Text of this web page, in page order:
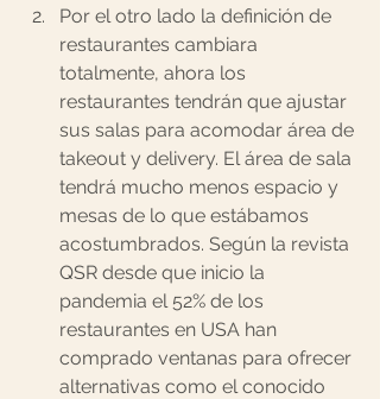
Por el otro lado la definición de
restaurantes cambiara
totalmente, ahora los
restaurantes tendrán que ajustar
sus salas para acomodar área de
takeout y delivery. El área de sala
tendrá mucho menos espacio y
mesas de lo que estábamos
acostumbrados. Según la revista
QSR desde que inicio la
pandemia el 52% de los
restaurantes en USA han
comprado ventanas para ofrecer
alternativas como el conocido